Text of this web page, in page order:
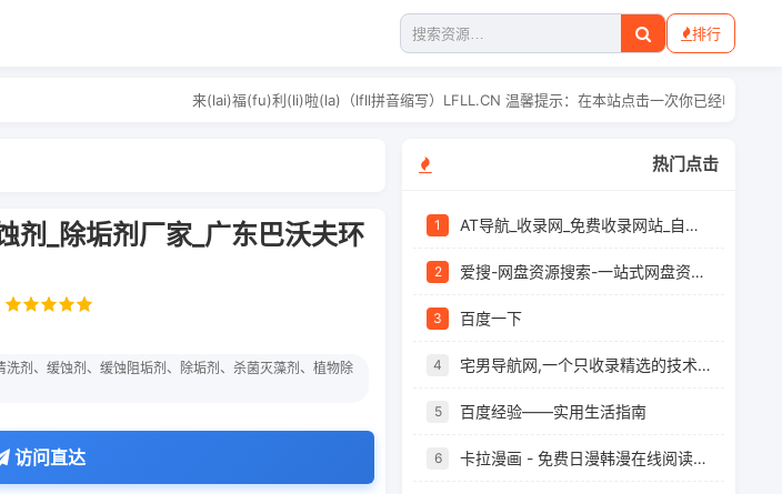
排行
来(lai)福(fu)利(li)啦(la)（lfll拼音缩写）LFLL.CN 温馨提示：在本站点击一次你已经收录的
剂_除垢剂厂家_广东巴沃夫环
剂、缓蚀剂、缓蚀阻垢剂、除垢剂、杀菌灭藻剂、植物除
访问直达
热门点击
1 AT导航_收录网_免费收录网站_自动收录网_秒收录
2 爱搜-网盘资源搜索-一站式网盘资源搜索，阿里夸克百度迅雷UC全聚合
3 百度一下
4 宅男导航网,一个只收录精选的技术导航网站
5 百度经验——实用生活指南
6 卡拉漫画 - 免费日漫韩漫在线阅读，最新章节快速更新